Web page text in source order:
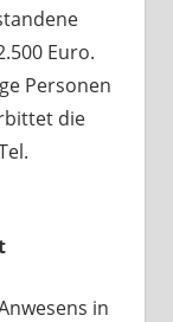
Euro.
Personen
die
in